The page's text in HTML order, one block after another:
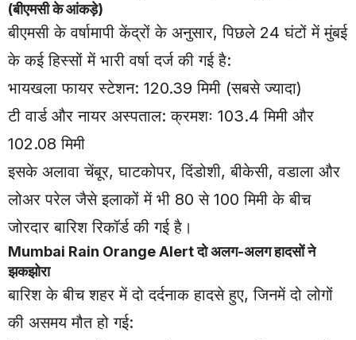
(बीएमसी के आंकड़े)
बीएमसी के वर्षामापी केंद्रों के अनुसार, पिछले 24 घंटों में मुंबई
के कई हिस्सों में भारी वर्षा दर्ज की गई है:
भायखला फायर स्टेशन: 120.39 मिमी (सबसे ज्यादा)
टी वार्ड और नायर अस्पताल: क्रमशः 103.4 मिमी और
102.08 मिमी
इसके अलावा चेंबूर, घाटकोपर, दिंडोशी, बीकेसी, वडाला और
लोअर परेल जैसे इलाकों में भी 80 से 100 मिमी के बीच
जोरदार बारिश रिकॉर्ड की गई है।
Mumbai Rain Orange Alert दो अलग-अलग हादसों ने
झकझोरा
बारिश के बीच शहर में दो दर्दनाक हादसे हुए, जिनमें दो लोगों
की असमय मौत हो गई: